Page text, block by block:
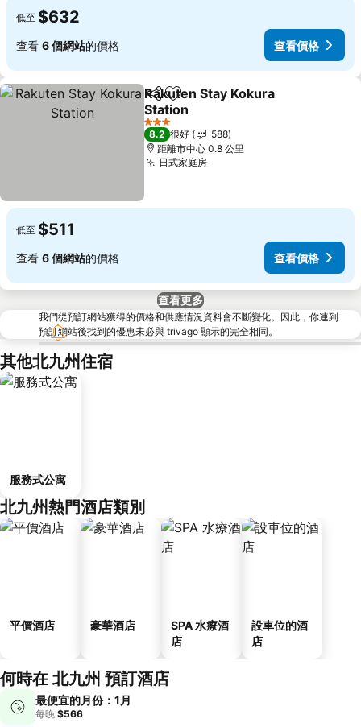
低至 $632
查看 6 個網站的價格 查看價格
分享 放到收藏夾
Rakuten Stay Kokura
Station
3 星級
8.2 很好
588
距離市中心 0.8 公里
日式家庭房
低至 $511
查看 6 個網站的價格 查看價格
查看更多
我們從預訂網站獲得的價格和供應情況資料會不斷變化。因此，你連到
預訂網站後找到的優惠未必與 trivago 顯示的完全相同。
其他北九州住宿
服務式公寓
北九州熱門酒店類別
平價酒店 豪華酒店
SPA 水療酒
店
設車位的酒
店
何時在 北九州 預訂酒店
最便宜的月份：1月
每晚 $566